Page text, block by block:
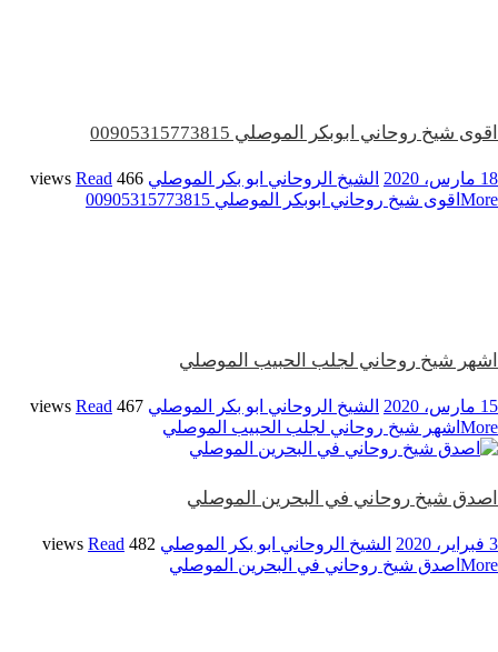
اقوى شيخ روحاني ابوبكر الموصلي 00905315773815
18 مارس، 2020 الشيخ الروحاني ابو بكر الموصلي 466 views
Read
More اقوى شيخ روحاني ابوبكر الموصلي 00905315773815
اشهر شيخ روحاني لجلب الحبيب الموصلي
15 مارس، 2020 الشيخ الروحاني ابو بكر الموصلي 467 views
Read
More اشهر شيخ روحاني لجلب الحبيب الموصلي
اصدق شيخ روحاني في البحرين الموصلي
3 فبراير، 2020 الشيخ الروحاني ابو بكر الموصلي 482 views
Read
More اصدق شيخ روحاني في البحرين الموصلي